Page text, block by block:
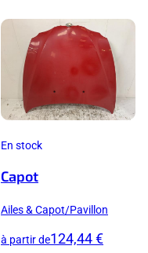
En stock
Capot
Ailes & Capot/Pavillon
à partir de124,44 €